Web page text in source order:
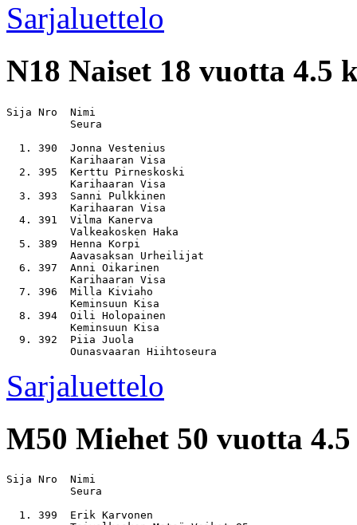
Sarjaluettelo
N18 Naiset 18 vuotta 4.5
Sija Nro  Nimi
          Seura
1. 390  Jonna Vestenius
          Karihaaran Visa
2. 395  Kerttu Pirneskoski
          Karihaaran Visa
3. 393  Sanni Pulkkinen
          Karihaaran Visa
4. 391  Vilma Kanerva
          Valkeakosken Haka
5. 389  Henna Korpi
          Aavasaksan Urheilijat
6. 397  Anni Oikarinen
          Karihaaran Visa
7. 396  Milla Kiviaho
          Keminsuun Kisa
8. 394  Oili Holopainen
          Keminsuun Kisa
9. 392  Piia Juola
Sarjaluettelo
M50 Miehet 50 vuotta
Sija Nro  Nimi
          Seura
1. 399  Erik Karvonen